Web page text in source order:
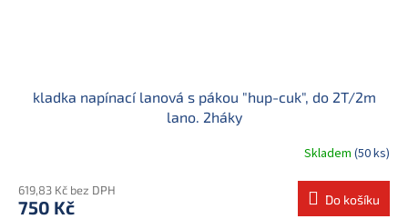
kladka napínací lanová s pákou "hup-cuk", do 2T/2m
lano. 2háky
Skladem (50 ks)
619,83 Kč bez DPH
750 Kč Do košíku